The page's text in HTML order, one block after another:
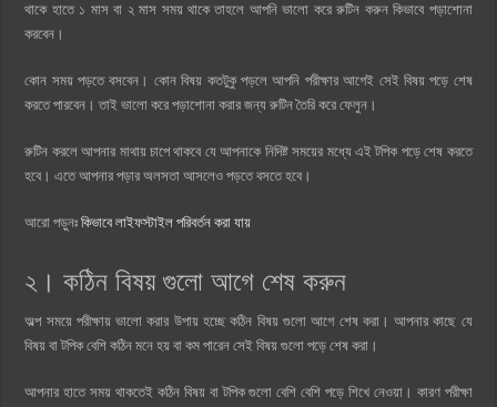
থাকে হাতে ১ মাস বা ২ মাস সময় থাকে তাহলে আপনি ভালো করে রুটিন করুন কিভাবে পড়াশোনা
করবেন।
কোন সময় পড়তে বসবেন। কোন বিষয় কতটুকু পড়লে আপনি পরীক্ষার আগেই সেই বিষয় পড়ে শেষ
করতে পারবেন। তাই ভালো করে পড়াশোনা করার জন্য রুটিন তৈরি করে ফেলুন।
রুটিন করলে আপনার মাথায় চাপে থাকবে যে আপনাকে নিদিষ্ট সময়ের মধ্যে এই টপিক পড়ে শেষ করতে
হবে। এতে আপনার পড়ার অলসতা আসলেও পড়তে বসতে হবে।
আরো পড়ুনঃকিভাবে লাইফস্টাইল পরিবর্তন করা যায়
২। কঠিন বিষয় গুলো আগে শেষ করুন
অল্প সময়ে পরীক্ষায় ভালো করার উপায় হচ্ছে কঠিন বিষয় গুলো আগে শেষ করা। আপনার কাছে যে
বিষয় বা টপিক বেশি কঠিন মনে হয় বা কম পারেন সেই বিষয় গুলো পড়ে শেষ করা।
আপনার হাতে সময় থাকতেই কঠিন বিষয় বা টপিক গুলো বেশি বেশি পড়ে শিখে নেওয়া। কারণ পরীক্ষা